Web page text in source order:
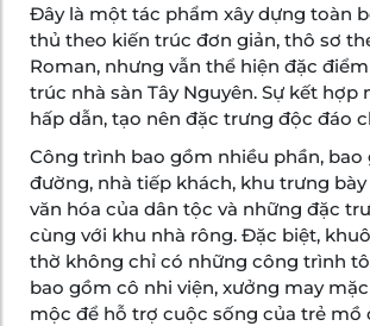
Đây là một tác phẩm xây dựng toàn
thủ theo kiến trúc đơn giản, thô sơ
Roman, nhưng vẫn thể hiện đặc
trúc nhà sàn Tây Nguyên. Sự kết hợp
hấp dẫn, tạo nên đặc trưng độc đáo
Công trình bao gồm nhiều phần, bao
đường, nhà tiếp khách, khu trưng
văn hóa của dân tộc và những đặc
cùng với khu nhà rông. Đặc biệt,
thờ không chỉ có những công trình
bao gồm cô nhi viện, xưởng may
mộc để hỗ trợ cuộc sống của trẻ mồ